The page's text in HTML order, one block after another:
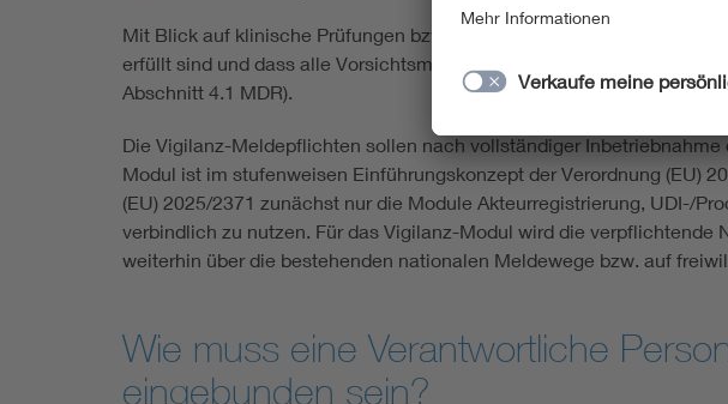
Mit Blick auf klinische Prüfungen bzw. Leistungsstudien muss die
erfüllt sind und dass alle Vorsichtsmaßnahmen zum Schutz der
Abschnitt 4.1 MDR).
Die Vigilanz-Meldepflichten sollen nach vollständiger
Modul ist im stufenweisen Einführungskonzept der Verordnung (EU)
(EU) 2025/2371 zunächst nur die Module Akteurregistrierung, UDI-/
verbindlich zu nutzen. Für das Vigilanz-Modul wird die
weiterhin über die bestehenden nationalen Meldewege bzw. auf
Wie muss eine Verantwortliche
eingebunden sein?